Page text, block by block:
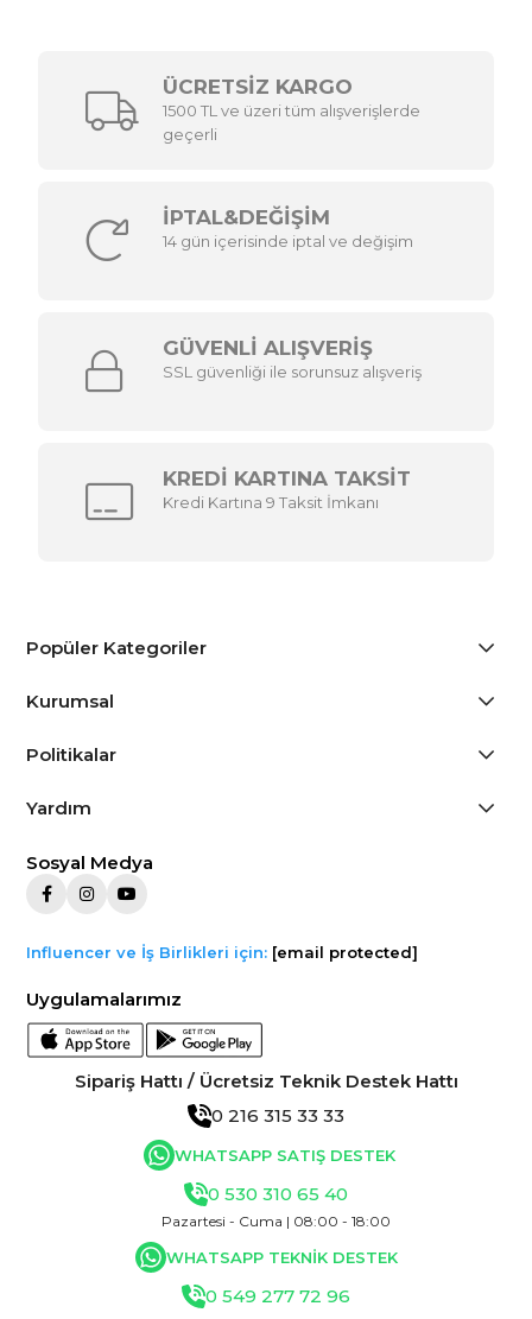
ÜCRETSİZ KARGO
1500 TL ve üzeri tüm alışverişlerde
geçerli
İPTAL&DEĞİŞİM
14 gün içerisinde iptal ve değişim
GÜVENLİ ALIŞVERİŞ
SSL güvenliği ile sorunsuz alışveriş
KREDİ KARTINA TAKSİT
Kredi Kartına 9 Taksit İmkanı
Popüler Kategoriler
Kurumsal
Politikalar
Yardım
Sosyal Medya
Influencer ve İş Birlikleri için: [email protected]
Uygulamalarımız
Sipariş Hattı / Ücretsiz Teknik Destek Hattı
0 216 315 33 33
WHATSAPP SATIŞ DESTEK
0 530 310 65 40
Pazartesi - Cuma | 08:00 - 18:00
WHATSAPP TEKNİK DESTEK
0 549 277 72 96